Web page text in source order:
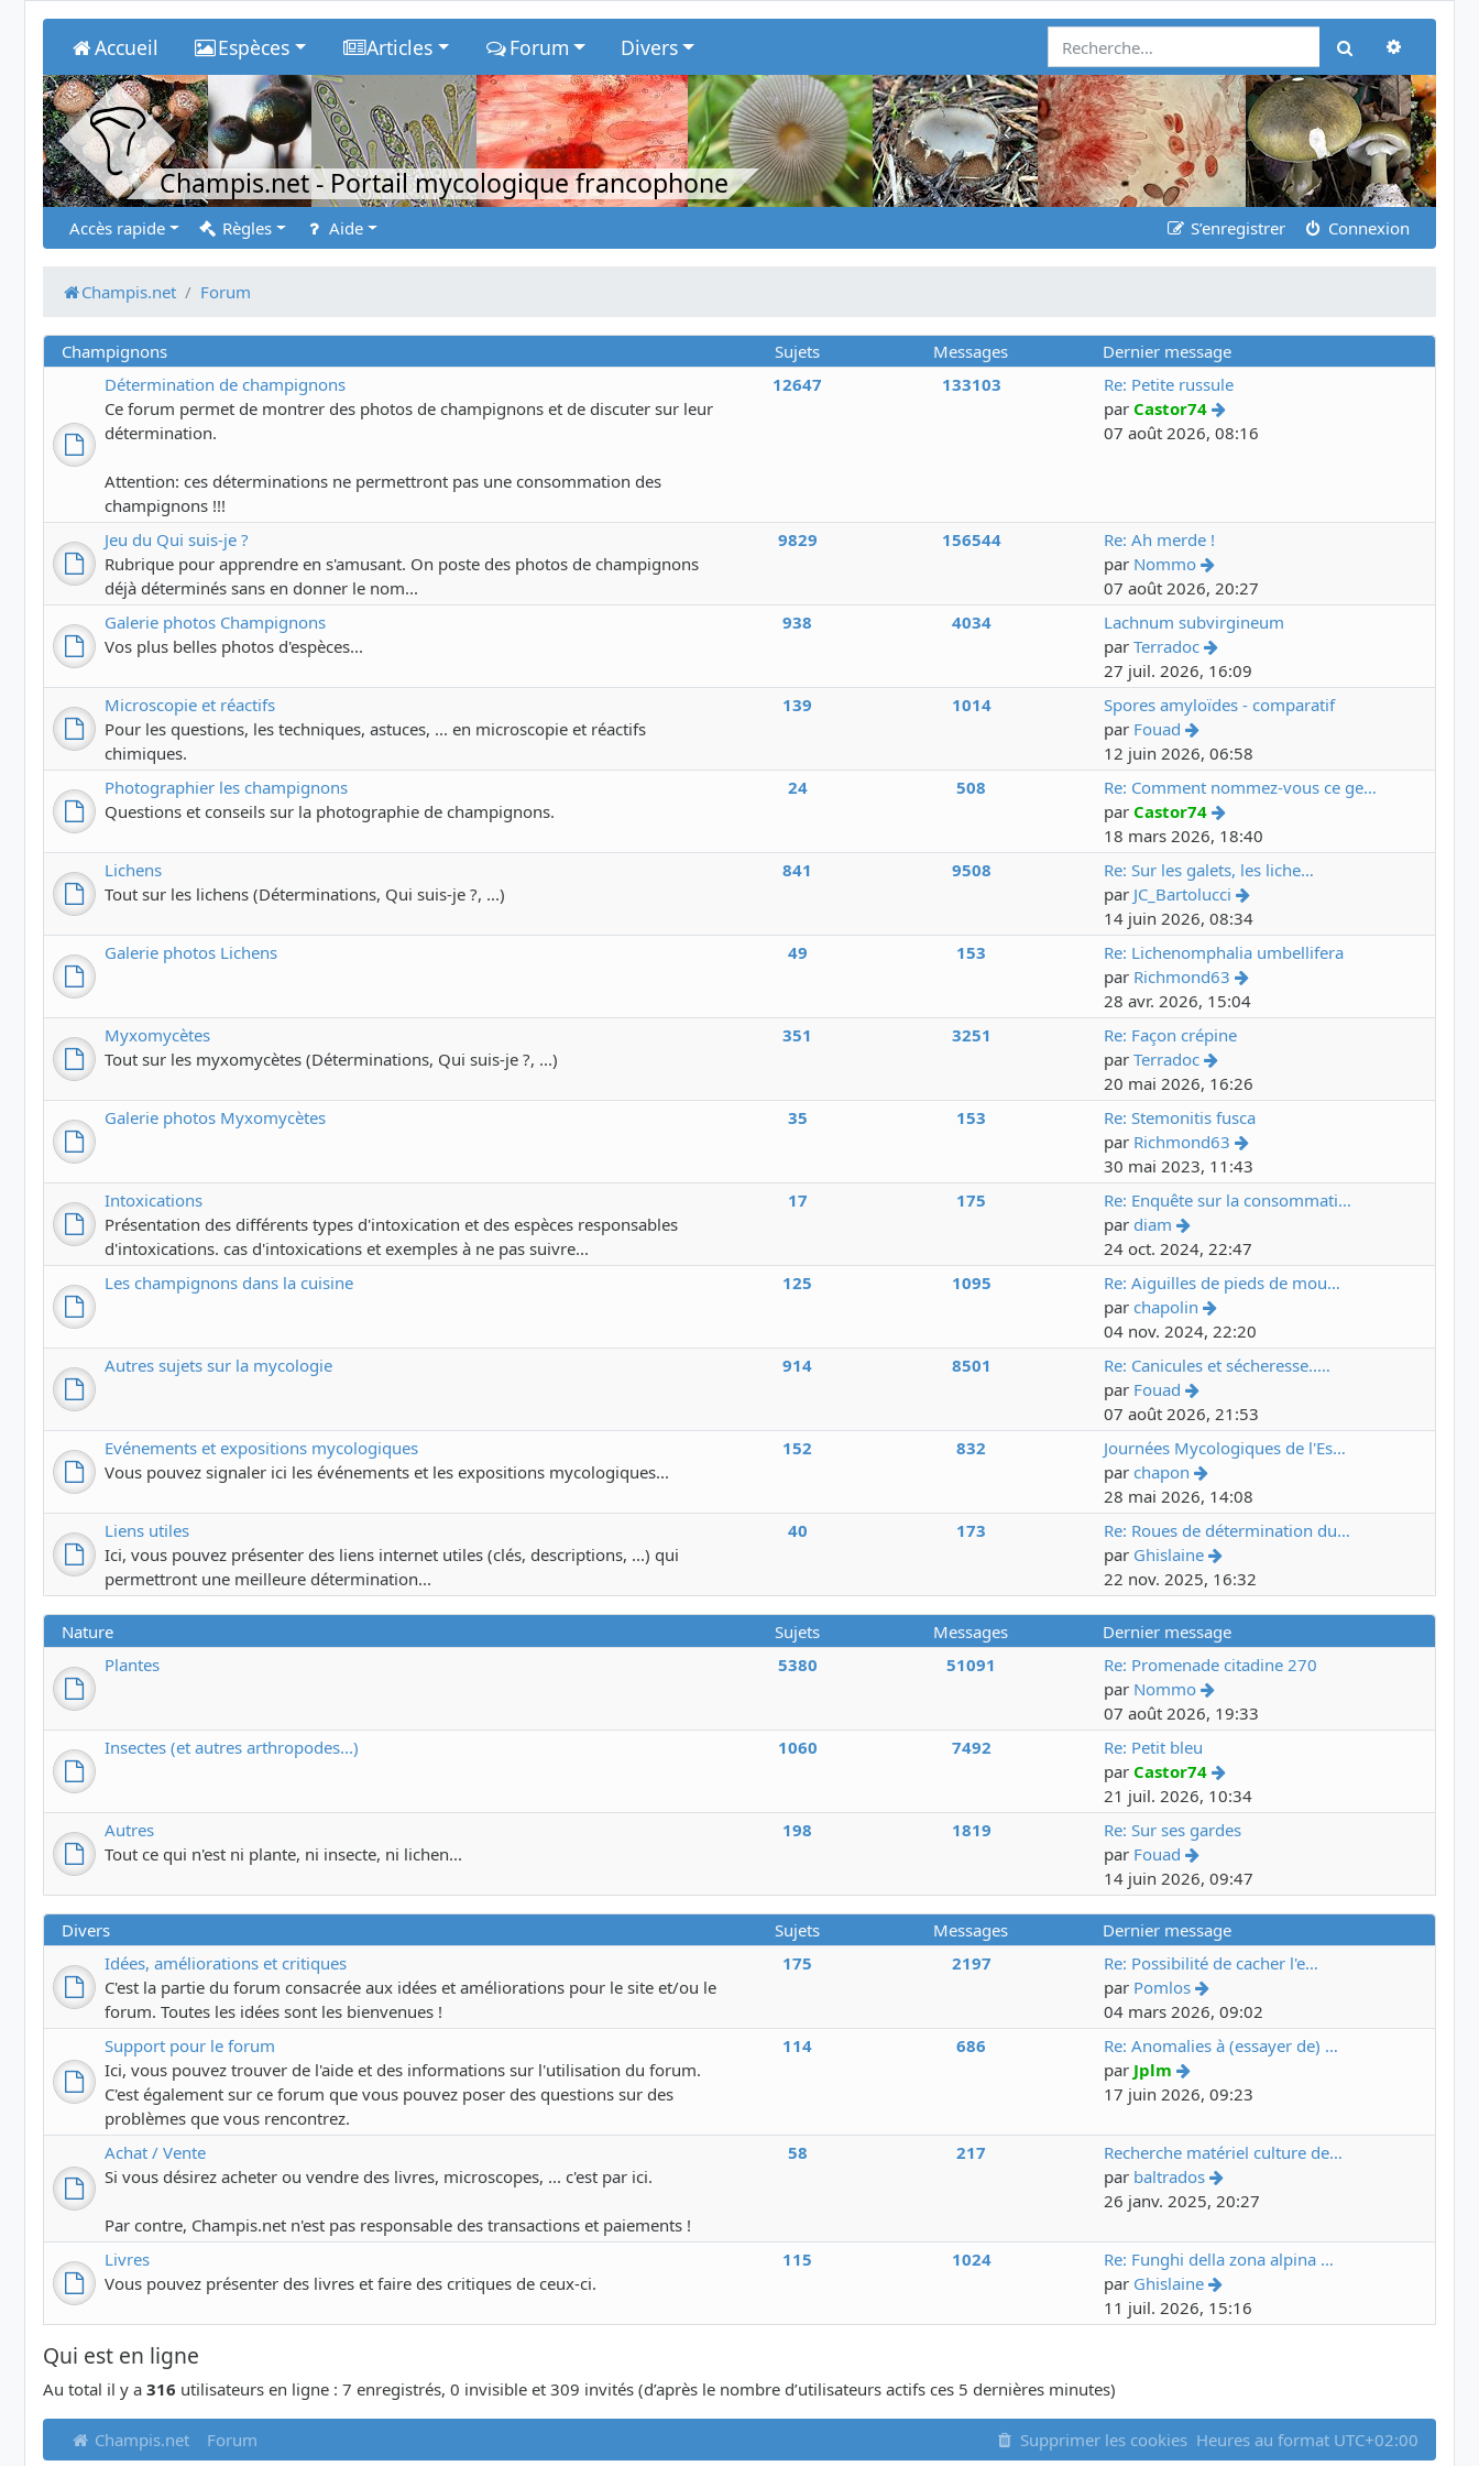
Accueil Espèces Articles Forum Divers Rechercher
Champis.net- Portail mycologique francophone
Accès rapide Règles Aide S’enregistrer Connexion
Champis.net Forum
Champignons Sujets Messages
Dernier message
Détermination de champignons
Ce forum permet de montrer des photos de champignons et de discuter sur leur
détermination.
Attention: ces déterminations ne permettront pas une consommation des
champignons !!!
12647 133103
Re: Petite russule
par Castor74
07 août 2026, 08:16
Jeu du Qui suis-je ?
Rubrique pour apprendre en s'amusant. On poste des photos de champignons
déjà déterminés sans en donner le nom...
9829 156544
Re: Ah merde !
par Nommo
07 août 2026, 20:27
Galerie photos Champignons
Vos plus belles photos d'espèces...
938 4034
Lachnum subvirgineum
par Terradoc
27 juil. 2026, 16:09
Microscopie et réactifs
Pour les questions, les techniques, astuces, ... en microscopie et réactifs
chimiques.
139 1014
Spores amyloïdes - comparatif
par Fouad
12 juin 2026, 06:58
Photographier les champignons
Questions et conseils sur la photographie de champignons.
24 508
Re: Comment nommez-vous ce ge…
par Castor74
18 mars 2026, 18:40
Lichens
Tout sur les lichens (Déterminations, Qui suis-je ?, ...)
841 9508
Re: Sur les galets, les liche…
par JC_Bartolucci
14 juin 2026, 08:34
Galerie photos Lichens
49 153
Re: Lichenomphalia umbellifera
par Richmond63
28 avr. 2026, 15:04
Myxomycètes
Tout sur les myxomycètes (Déterminations, Qui suis-je ?, ...)
351 3251
Re: Façon crépine
par Terradoc
20 mai 2026, 16:26
Galerie photos Myxomycètes
35 153
Re: Stemonitis fusca
par Richmond63
30 mai 2023, 11:43
Intoxications
Présentation des différents types d'intoxication et des espèces responsables
d'intoxications. cas d'intoxications et exemples à ne pas suivre...
17 175
Re: Enquête sur la consommati…
par diam
24 oct. 2024, 22:47
Les champignons dans la cuisine
125 1095
Re: Aiguilles de pieds de mou…
par chapolin
04 nov. 2024, 22:20
Autres sujets sur la mycologie
914 8501
Re: Canicules et sécheresse..…
par Fouad
07 août 2026, 21:53
Evénements et expositions mycologiques
Vous pouvez signaler ici les événements et les expositions mycologiques...
152 832
Journées Mycologiques de l'Es…
par chapon
28 mai 2026, 14:08
Liens utiles
Ici, vous pouvez présenter des liens internet utiles (clés, descriptions, ...) qui
permettront une meilleure détermination...
40 173
Re: Roues de détermination du…
par Ghislaine
22 nov. 2025, 16:32
Nature Sujets Messages
Dernier message
Plantes
5380 51091
Re: Promenade citadine 270
par Nommo
07 août 2026, 19:33
Insectes (et autres arthropodes...)
1060 7492
Re: Petit bleu
par Castor74
21 juil. 2026, 10:34
Autres
Tout ce qui n'est ni plante, ni insecte, ni lichen...
198 1819
Re: Sur ses gardes
par Fouad
14 juin 2026, 09:47
Divers Sujets Messages
Dernier message
Idées, améliorations et critiques
C'est la partie du forum consacrée aux idées et améliorations pour le site et/ou le
forum. Toutes les idées sont les bienvenues !
175 2197
Re: Possibilité de cacher l'e…
par Pomlos
04 mars 2026, 09:02
Support pour le forum
Ici, vous pouvez trouver de l'aide et des informations sur l'utilisation du forum.
C'est également sur ce forum que vous pouvez poser des questions sur des
problèmes que vous rencontrez.
114 686
Re: Anomalies à (essayer de) …
par Jplm
17 juin 2026, 09:23
Achat / Vente
Si vous désirez acheter ou vendre des livres, microscopes, ... c'est par ici.
Par contre, Champis.net n'est pas responsable des transactions et paiements !
58 217
Recherche matériel culture de…
par baltrados
26 janv. 2025, 20:27
Livres
Vous pouvez présenter des livres et faire des critiques de ceux-ci.
115 1024
Re: Funghi della zona alpina …
par Ghislaine
11 juil. 2026, 15:16
Qui est en ligne
Au total il y a 316 utilisateurs en ligne : 7 enregistrés, 0 invisible et 309 invités (d’après le nombre d’utilisateurs actifs ces 5 dernières minutes)
Champis.net Forum Supprimer les cookies Heures au format UTC+02:00